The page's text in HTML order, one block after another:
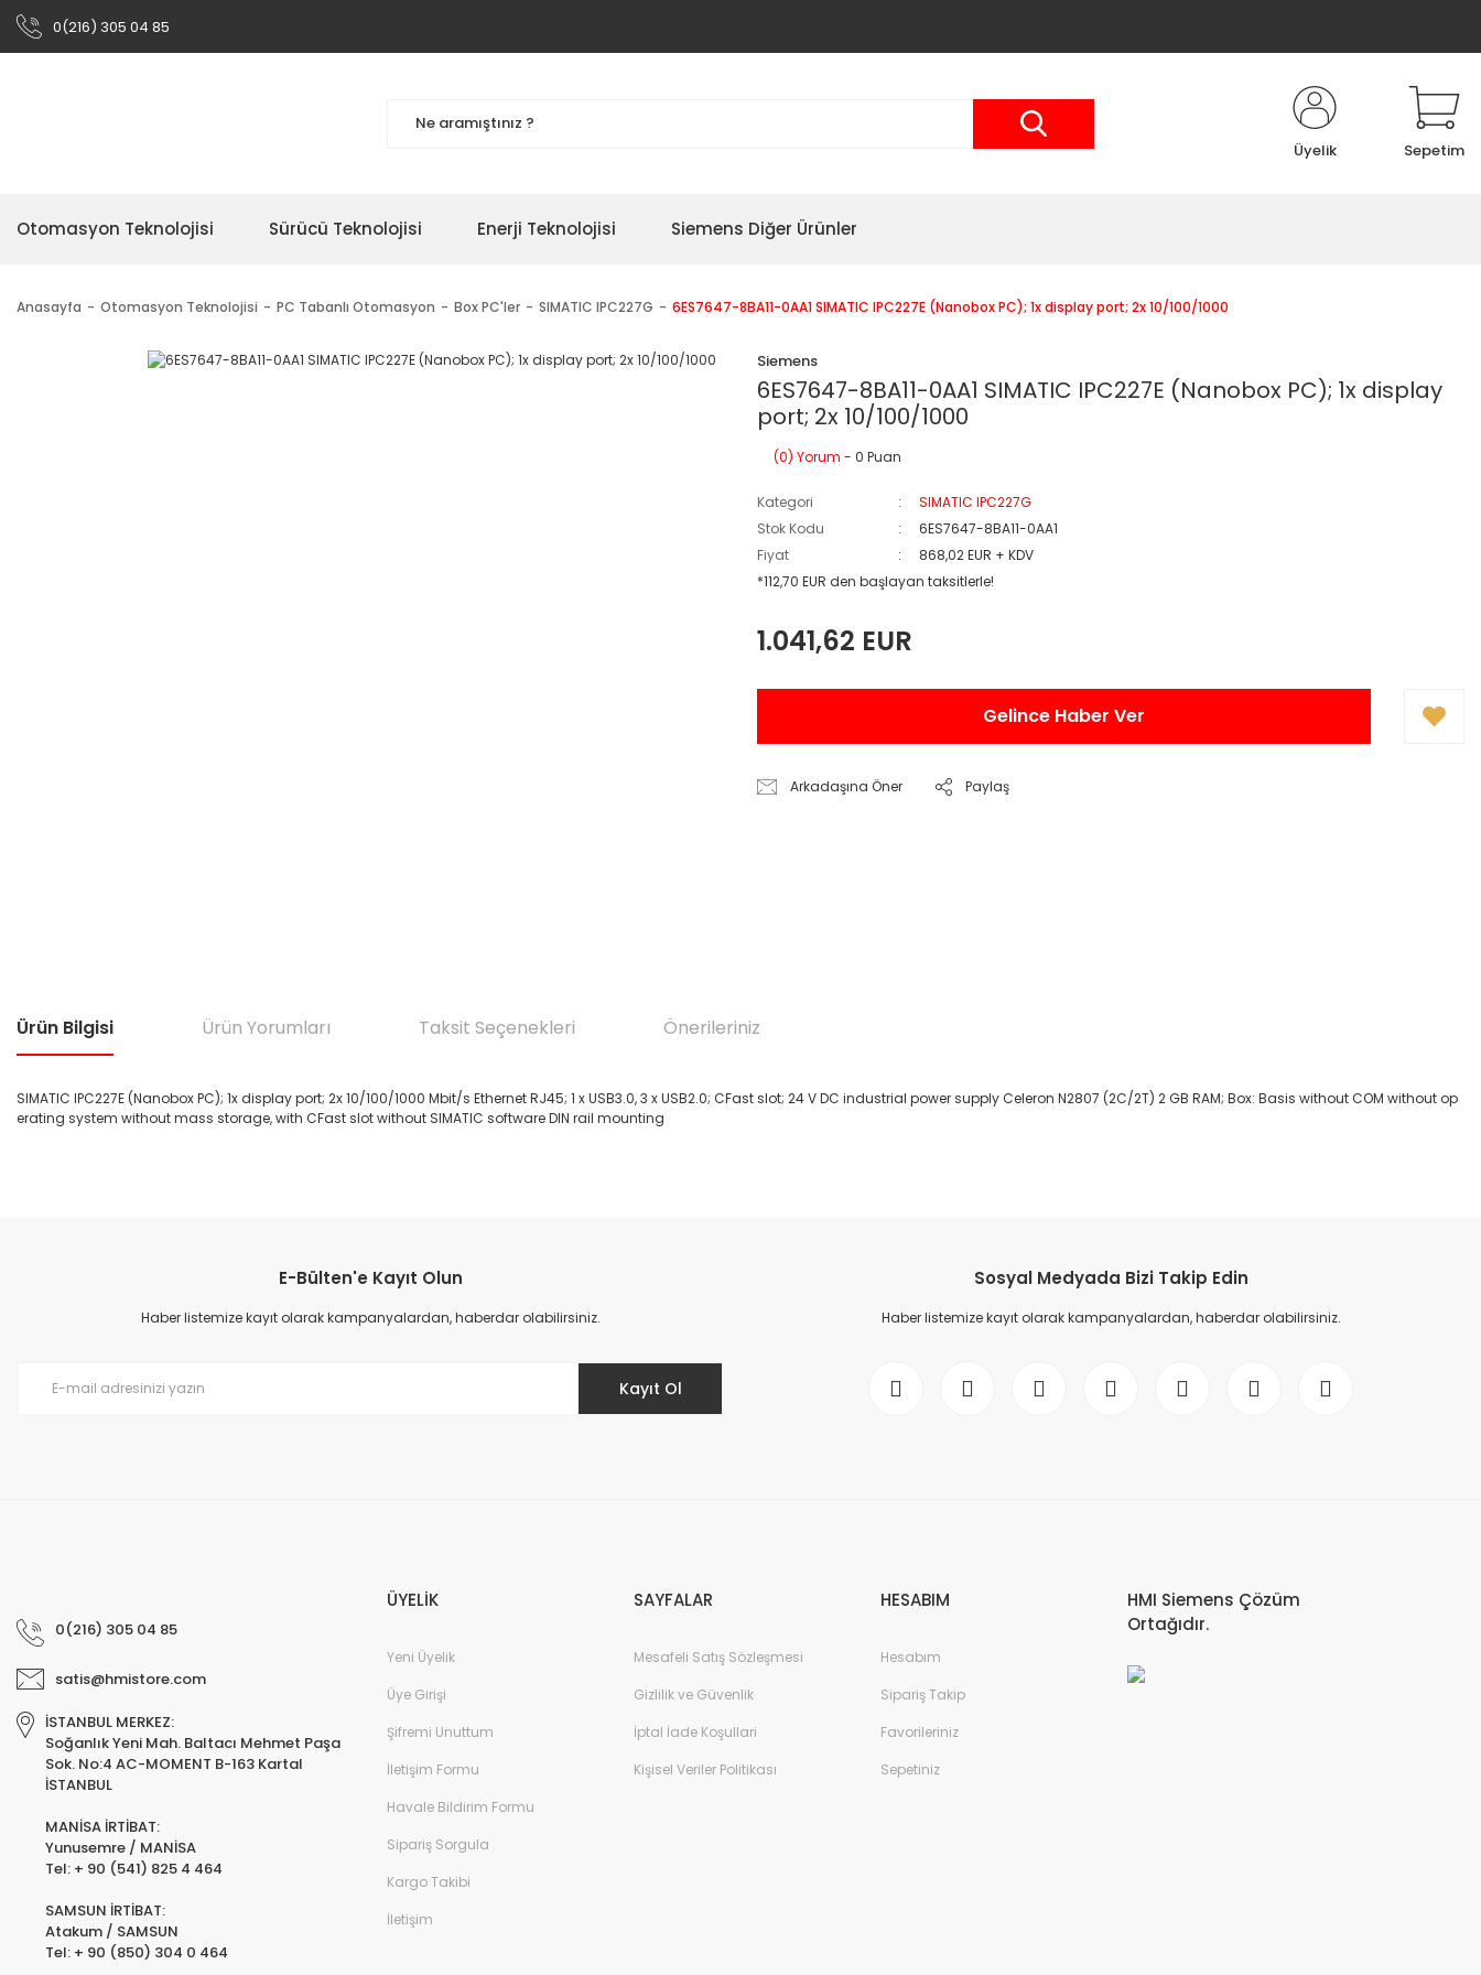
0(216) 305 04 85
Üyelik Sepetim
Otomasyon Teknolojisi Sürücü Teknolojisi Enerji Teknolojisi Siemens Diğer Ürünler
Anasayfa Otomasyon Teknolojisi PC Tabanlı Otomasyon Box PC'ler SIMATIC IPC227G 6ES7647-8BA11-0AA1 SIMATIC IPC227E (Nanobox PC); 1x display port; 2x 10/100/1000
Siemens
6ES7647-8BA11-0AA1 SIMATIC IPC227E (Nanobox PC); 1x display
port; 2x 10/100/1000
(0) Yorum - 0 Puan
Kategori
SIMATIC IPC227G
Stok Kodu
6ES7647-8BA11-0AA1
Fiyat
868,02 EUR + KDV
*112,70 EUR den başlayan taksitlerle!
1.041,62 EUR
Gelince Haber Ver
Arkadaşına Öner Paylaş
Ürün Bilgisi Ürün Yorumları Taksit Seçenekleri Önerileriniz
SIMATIC IPC227E (Nanobox PC); 1x display port; 2x 10/100/1000 Mbit/s Ethernet RJ45; 1 x USB3.0, 3 x USB2.0; CFast slot; 24 V DC industrial power supply Celeron N2807 (2C/2T) 2 GB RAM; Box: Basis without COM without op
erating system without mass storage, with CFast slot without SIMATIC software DIN rail mounting
Ürün resmi kalitesiz, bozuk veya görüntülenemiyor.
Ürün açıklamasında eksik bilgiler bulunuyor.
E-Bülten'e Kayıt Olun
Haber listemize kayıt olarak kampanyalardan, haberdar olabilirsiniz.
Kayıt Ol
Sosyal Medyada Bizi Takip Edin
Haber listemize kayıt olarak kampanyalardan, haberdar olabilirsiniz.
0(216) 305 04 85
satis@hmistore.com
İSTANBUL MERKEZ:
Soğanlık Yeni Mah. Baltacı Mehmet Paşa
Sok. No:4 AC-MOMENT B-163 Kartal
İSTANBUL
MANİSA İRTİBAT:
Yunusemre / MANİSA
Tel: + 90 (541) 825 4 464
SAMSUN İRTİBAT:
Atakum / SAMSUN
Tel: + 90 (850) 304 0 464
ÜYELİK
Yeni Üyelik
Üye Girişi
Şifremi Unuttum
İletişim Formu
Havale Bildirim Formu
Sipariş Sorgula
Kargo Takibi
İletişim
SAYFALAR
Mesafeli Satış Sözleşmesi
Gizlilik ve Güvenlik
İptal İade Koşullari
Kişisel Veriler Politikası
HESABIM
Hesabım
Sipariş Takip
Favorileriniz
Sepetiniz
HMI Siemens Çözüm
Ortağıdır.